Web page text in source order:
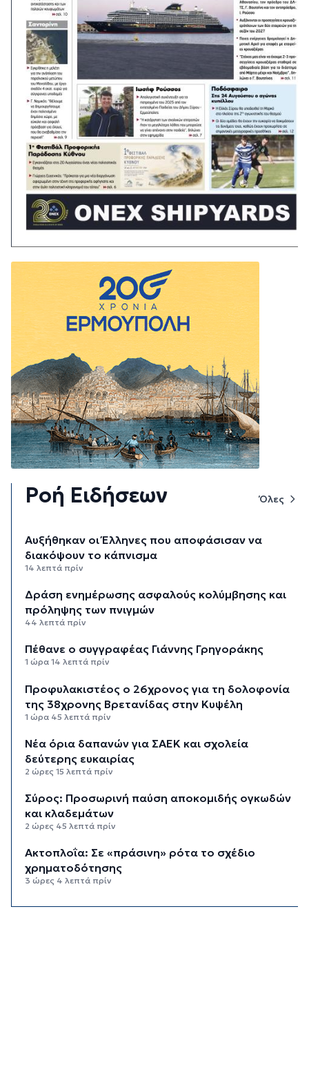
Ροή Ειδήσεων Όλες
Αυξήθηκαν οι Έλληνες που αποφάσισαν να
διακόψουν το κάπνισμα
14 λεπτά πρίν
Δράση ενημέρωσης ασφαλούς κολύμβησης και
πρόληψης των πνιγμών
44 λεπτά πρίν
Πέθανε ο συγγραφέας Γιάννης Γρηγοράκης
1 ώρα 14 λεπτά πρίν
Προφυλακιστέος ο 26χρονος για τη δολοφονία
της 38χρονης Βρετανίδας στην Κυψέλη
1 ώρα 45 λεπτά πρίν
Νέα όρια δαπανών για ΣΑΕΚ και σχολεία
δεύτερης ευκαιρίας
2 ώρες 15 λεπτά πρίν
Σύρος: Προσωρινή παύση αποκομιδής ογκωδών
και κλαδεμάτων
2 ώρες 45 λεπτά πρίν
Aκτοπλοΐα: Σε «πράσινη» ρότα το σχέδιο
χρηματοδότησης
3 ώρες 4 λεπτά πρίν
Αδειοδωρόσημο: Την Παρασκευή η πληρωμή σε